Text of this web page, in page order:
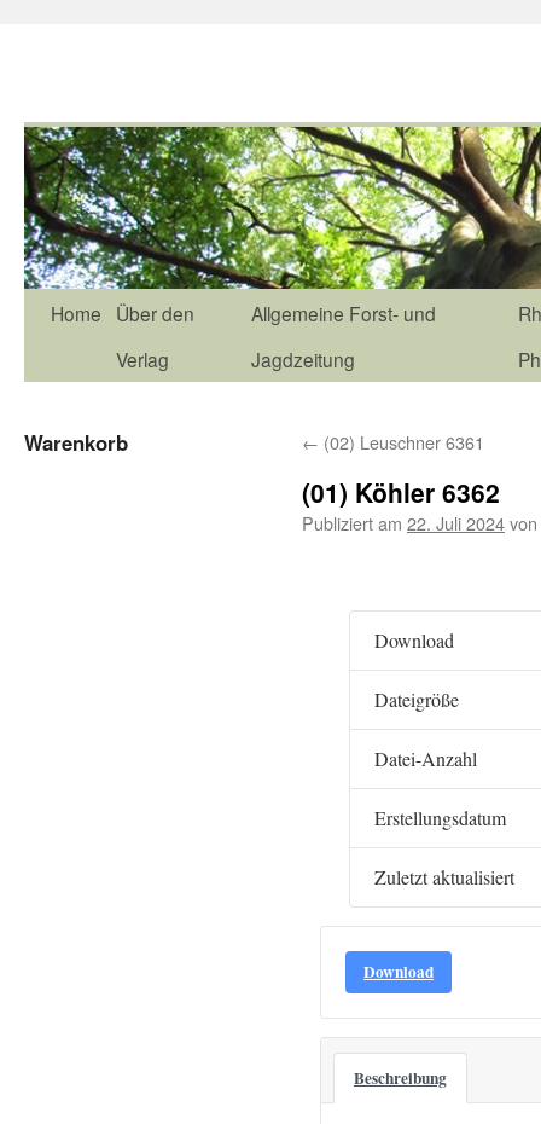
Home
Über den
Verlag
Allgemeine Forst- und
Jagdzeitung
← (02) Leuschner 6361
(01) Köhler 6362
Publiziert am 22. Juli 2024von
Download
Dateigröße
Datei-Anzahl
Erstellungsdatum
Zuletzt aktualisiert
Download
Beschreibung
Warenkorb